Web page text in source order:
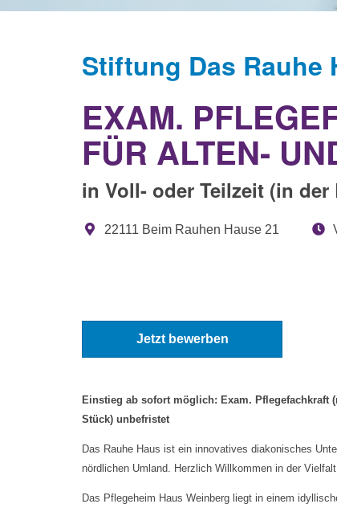
Stiftung Das Rauhe
EXAM.
FÜR ALTEN-
in Voll- oder Teilzeit (in
22111 Beim Rauhen Hause 21
Jetzt bewerben
Einstieg ab sofort möglich: Exam. Pflegefachkraft
Stück) unbefristet
Das Rauhe Haus ist ein innovatives diakonisches
nördlichen Umland. Herzlich Willkommen in der
Das Pflegeheim Haus Weinberg liegt in einem